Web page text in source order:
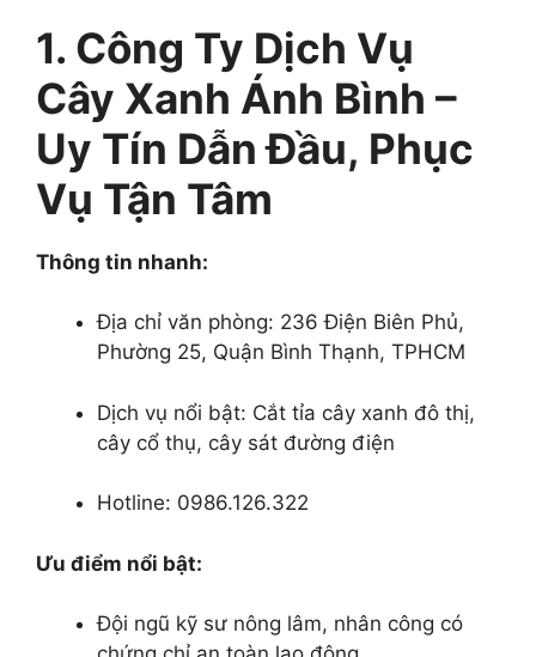
1. Công Ty Dịch Vụ
Cây Xanh Ánh Bình –
Uy Tín Dẫn Đầu, Phục
Vụ Tận Tâm
Thông tin nhanh:
Địa chỉ văn phòng: 236 Điện Biên Phủ,
Phường 25, Quận Bình Thạnh, TPHCM
Dịch vụ nổi bật: Cắt tỉa cây xanh đô thị,
cây cổ thụ, cây sát đường điện
Hotline: 0986.126.322
Ưu điểm nổi bật:
Đội ngũ kỹ sư nông lâm, nhân công có